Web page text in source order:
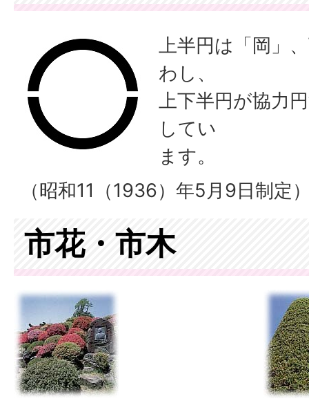
上半円は「岡」
わし、
上下半円が協力
してい
ます。
（昭和11（1936）年5月9日制定
市花・市木